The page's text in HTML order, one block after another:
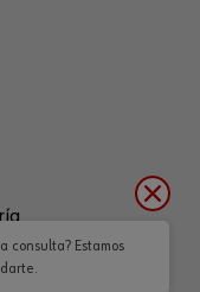
consulta? Estamos